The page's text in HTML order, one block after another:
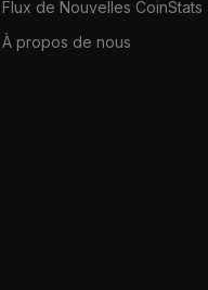
Flux de Nouvelles CoinStats
À propos de nous